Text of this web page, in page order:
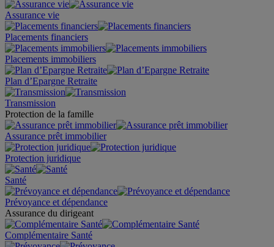
Assurance vie
Placements financiers
Placements immobiliers
Plan d’Epargne Retraite
Transmission
Protection de la famille
Assurance prêt immobilier
Protection juridique
Santé
Prévoyance et dépendance
Assurance du dirigeant
Complémentaire Santé